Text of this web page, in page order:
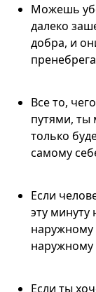
Можешь
далеко
добра, и
Все то,
путями, ты
только
самому
Если
эту минуту
наружному
наружному
Если ты